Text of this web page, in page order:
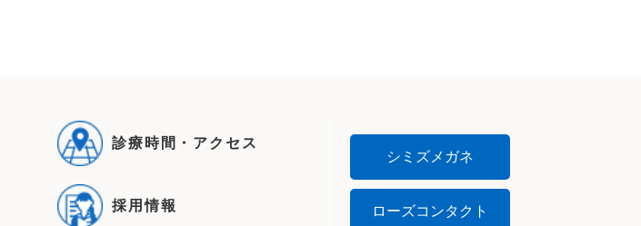
診療時間・アクセス
採用情報
シミズメガネ
ローズコンタクト